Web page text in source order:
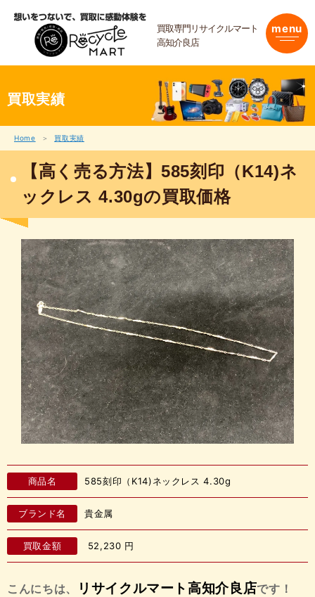
買取専門リサイクルマート
高知介良店
menu
買取実績
Home 買取実績
【高く売る方法】585刻印（K14)ネ
ックレス 4.30gの買取価格
商品名 585刻印（K14)ネックレス 4.30g
ブランド名 貴金属
買取金額 52,230 円
こんにちは、 リサイクルマート高知介良店です！